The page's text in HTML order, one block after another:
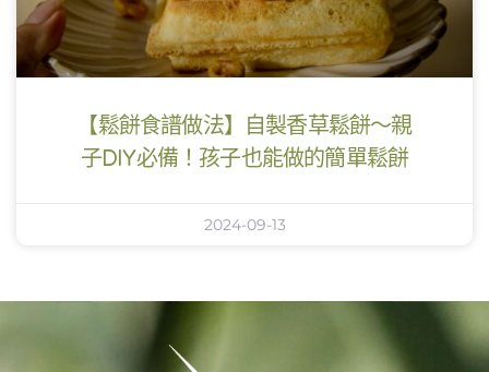
【鬆餅食譜做法】自製香草鬆餅～親
子DIY必備！孩子也能做的簡單鬆餅
2024-09-13